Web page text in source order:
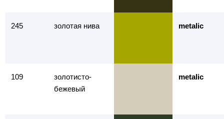
245 золотая нива metalic
109
золотисто-
бежевый
metalic